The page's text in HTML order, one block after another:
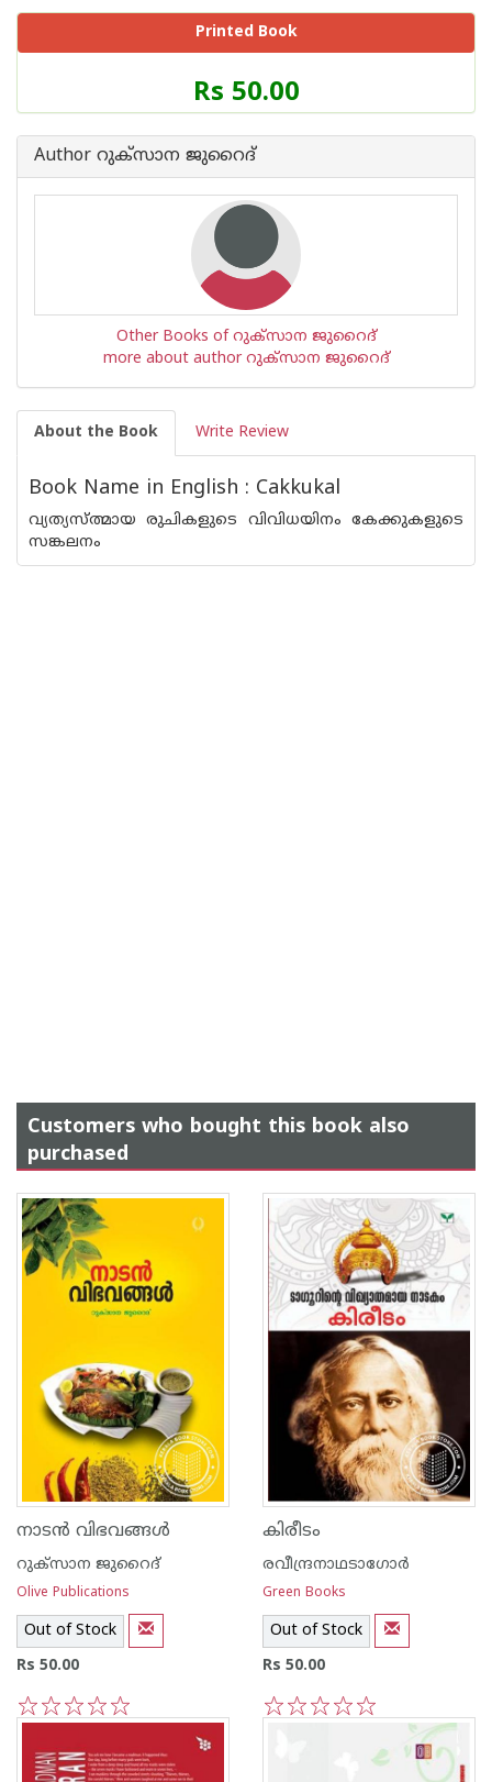
Printed Book
Price
of
Book
Rs 50.00
Author റുക്സാന ജുറൈദ്
Other Books of റുക്സാന ജുറൈദ്
more about author റുക്സാന ജുറൈദ്
About the Book Write Review
Book Name in English : Cakkukal
വ്യത്യസ്ത്മായ രുചികളുടെ വിവിധയിനം കേക്കുകളുടെ
സങ്കലനം
Customers who bought this book also
purchased
നാടന്‍ വിഭവങ്ങള്‍
റുക്സാന ജുറൈദ്
Olive Publications
Out of Stock
Rs 50.00
5
4
3
2
1
കിരീടം
രവീന്ദ്രനാഥടാഗോര്‍
Green Books
Out of Stock
Rs 50.00